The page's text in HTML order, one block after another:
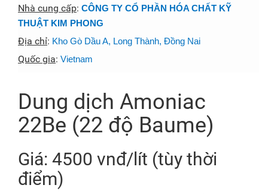
Nhà cung cấp: CÔNG TY CỔ PHẦN HÓA CHẤT KỸ
THUẬT KIM PHONG
Địa chỉ: Kho Gò Dầu A, Long Thành, Đồng Nai
Quốc gia: Vietnam
Dung dịch Amoniac
22Be (22 độ Baume)
Giá: 4500 vnđ/lít (tùy thời
điểm)